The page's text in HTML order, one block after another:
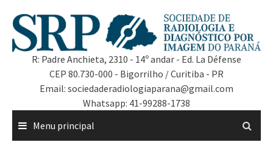
R: Padre Anchieta, 2310 - 14º andar - Ed. La Défense
CEP 80.730-000 - Bigorrilho / Curitiba - PR
Email: sociedaderadiologiaparana@gmail.com
Whatsapp: 41-99288-1738
Menu principal